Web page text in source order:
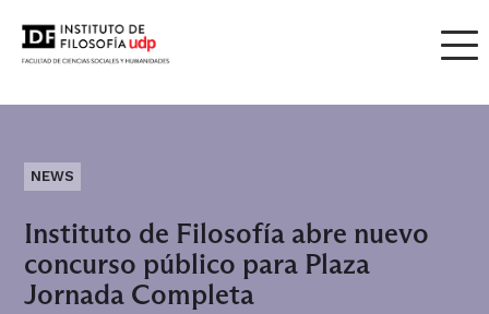
NEWS
Instituto de Filosofía abre nuevo
concurso público para Plaza
Jornada Completa